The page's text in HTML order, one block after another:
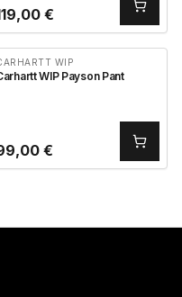
€
WIP
WIP Payson Pant
€